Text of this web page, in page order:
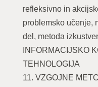
refleksivno in
problemsko učenje,
del, metoda
INFORMACIJSKO
TEHNOLOGIJA
11. VZGOJNE